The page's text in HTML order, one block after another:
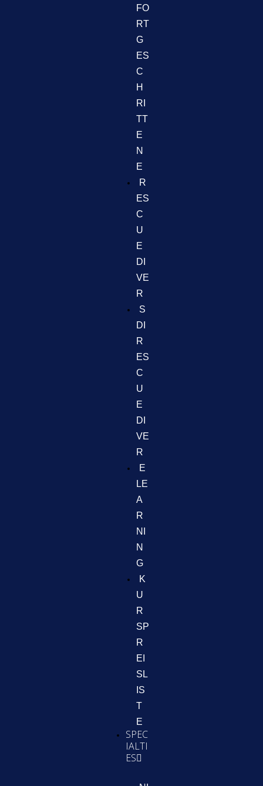
FO
RT
G
ES
C
H
RI
TT
E
N
E
R
ES
C
U
E
DI
VE
R
S
DI
R
ES
C
U
E
DI
VE
R
E
LE
A
R
NI
N
G
K
U
R
SP
R
EI
SL
IS
T
E
SPEC
IALTI
ES